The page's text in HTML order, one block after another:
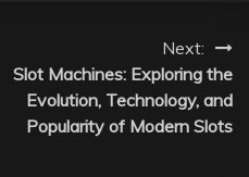
Next:
Slot Machines: Exploring the
Evolution, Technology, and
Popularity of Modern Slots